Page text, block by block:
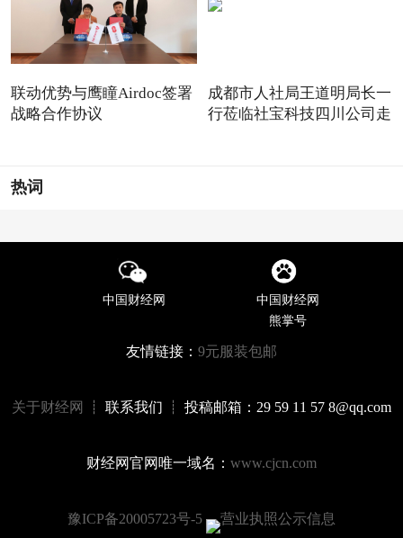
联动优势与鹰瞳Airdoc签署
战略合作协议
成都市人社局王道明局长一
行莅临社宝科技四川公司走
热词
中国财经网
中国财经网
熊掌号
友情链接： 9元服装包邮
关于财经网 ┊ 联系我们 ┊ 投稿邮箱：29 59 11 57 8@qq.com
财经网官网唯一域名： www.cjcn.com
豫ICP备20005723号-5 营业执照公示信息